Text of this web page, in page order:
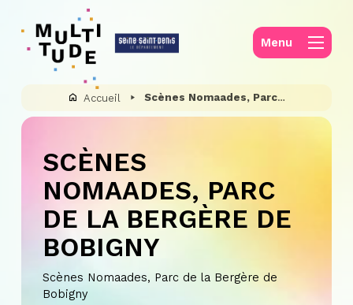
Menu
Accueil Scènes Nomaades, Parc de la Bergère de Bobigny
SCÈNES
NOMAADES, PARC
DE LA BERGÈRE DE
BOBIGNY
Scènes Nomaades, Parc de la Bergère de
Bobigny
Panneau de gestion des cookies